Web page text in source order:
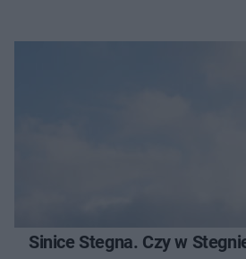
Sinice Stegna. Czy w